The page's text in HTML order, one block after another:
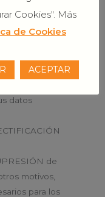
que la
datos
de
motivos,
para los
Cookies". Más
de Cookies
ACEPTAR